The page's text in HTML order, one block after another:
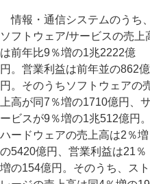
情報・通信システムのうち、
ソフトウェア/サービスの売上
は前年比9％増の1兆2222億
円。営業利益は前年並の862億
円。そのうちソフトウェアの
上高が同7％増の1710億円、サ
ービスが9％増の1兆512億円。
ハードウェアの売上高は2％増
の5420億円、営業利益は21％
増の154億円。そのうち、スト